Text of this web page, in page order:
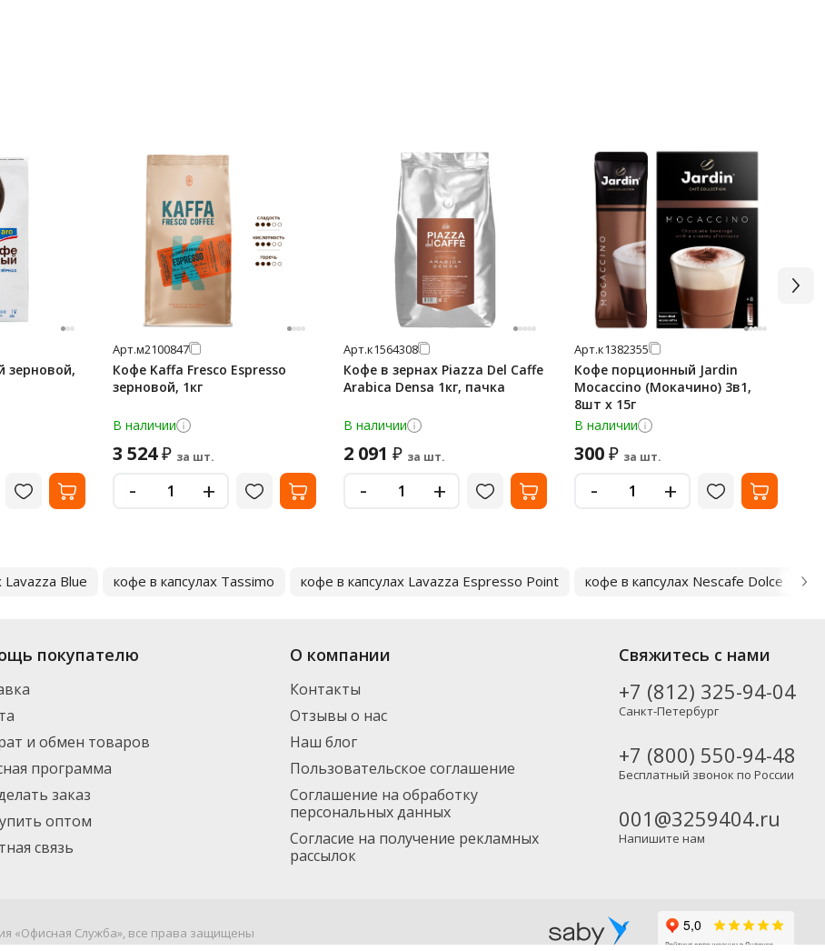
зерновой,
Арт.м2100847
Кофе Kaffa Fresco Espresso
зерновой, 1кг
В наличии
3 524₽ за шт.
- +
Арт.к1564308
Кофе в зернах Piazza Del Caffe
Arabica Densa 1кг, пачка
В наличии
2 091 ₽ за шт.
- +
Арт.к1382355
Кофе порционный Jardin
Mocaccino (Мокачино) 3в1,
8шт х 15г
В наличии
300₽ за шт.
- +
Lavazza Blue кофе в капсулах Tassimo кофе в капсулах Lavazza Espresso Point кофе в капсулах Nescafe Dolce Gusto
покупателю
и обмен товаров
программа
заказ
оптом
связь
О компании
Контакты
Отзывы о нас
Наш блог
Пользовательское соглашение
Соглашение на обработку
персональных данных
Согласие на получение рекламных
рассылок
Свяжитесь с нами
+7 (812) 325-94-04
Санкт-Петербург
+7 (800) 550-94-48
Бесплатный звонок по России
001@3259404.ru
Напишите нам
«Офисная Служба», все права защищены